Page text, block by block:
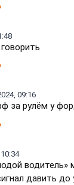
09:16
за рулём у
водитель»
давить до